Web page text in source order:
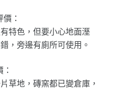
：
特色，但要小心地面溼
，旁邊有廁所可使用。
草地，磚窯都已變倉庫，